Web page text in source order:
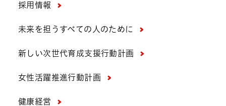
採用情報
未来を担うすべての人のために
新しい次世代育成支援行動計画
女性活躍推進行動計画
健康経営